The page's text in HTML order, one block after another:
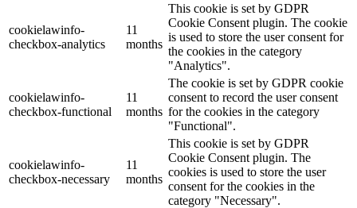
cookielawinfo-
checkbox-analytics
11
months
This cookie is set by GDPR
Cookie Consent plugin. The cookie
is used to store the user consent for
the cookies in the category
"Analytics".
cookielawinfo-
checkbox-functional
11
months
The cookie is set by GDPR cookie
consent to record the user consent
for the cookies in the category
"Functional".
cookielawinfo-
checkbox-necessary
11
months
This cookie is set by GDPR
Cookie Consent plugin. The
cookies is used to store the user
consent for the cookies in the
category "Necessary".